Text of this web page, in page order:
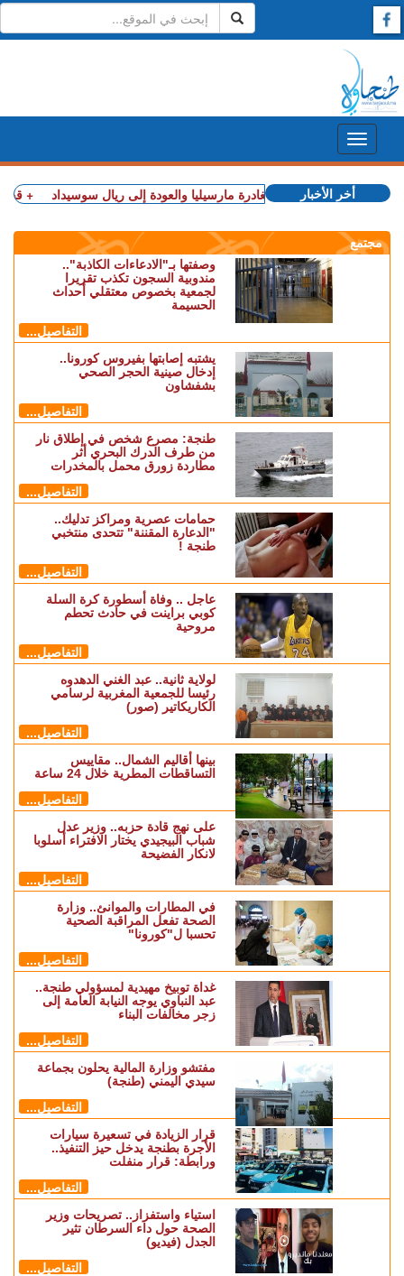
+ أكرد يقترب من مغادرة مارسيليا والعودة إلى ريال سوسيداد + قضية أخر الأخبار
مجتمع
وصفتها بـ"الادعاءات الكاذبة"..
مندوبية السجون تكذب تقريرا
لجمعية بخصوص معتقلي أحداث
الحسيمة
التفاصيل...
يشتبه إصابتها بفيروس كورونا..
إدخال صينية الحجر الصحي
بشفشاون
التفاصيل...
طنجة: مصرع شخص في إطلاق نار
من طرف الدرك البحري أثر
مطاردة زورق محمل بالمخدرات
التفاصيل...
حمامات عصرية ومراكز تدليك..
"الدعارة المقننة" تتحدى منتخبي
طنجة !
التفاصيل...
عاجل .. وفاة أسطورة كرة السلة
كوبي براينت في حادث تحطم
مروحية
التفاصيل...
لولاية ثانية.. عبد الغني الدهدوه
رئيسا للجمعية المغربية لرسامي
الكاريكاتير (صور)
التفاصيل...
بينها أقاليم الشمال.. مقاييس
التساقطات المطرية خلال 24 ساعة
التفاصيل...
على نهج قادة حزبه.. وزير عدل
شباب البيجيدي يختار الافتراء أسلوبا
لانكار الفضيحة
التفاصيل...
في المطارات والموانئ.. وزارة
الصحة تفعل المراقبة الصحية
تحسبا ل"كورونا"
التفاصيل...
غداة توبيخ مهيدية لمسؤولي طنجة..
عبد النباوي يوجه النيابة العامة إلى
زجر مخالفات البناء
التفاصيل...
مفتشو وزارة المالية يحلون بجماعة
سيدي اليمني (طنجة)
التفاصيل...
قرار الزيادة في تسعيرة سيارات
الأجرة بطنجة يدخل حيز التنفيذ..
ورابطة: قرار منفلت
التفاصيل...
استياء واستفزاز.. تصريحات وزير
الصحة حول داء السرطان تثير
الجدل (فيديو)
التفاصيل...